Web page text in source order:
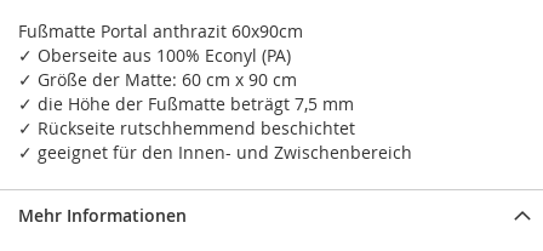
Fußmatte Portal anthrazit 60x90cm
✓ Oberseite aus 100% Econyl (PA)
✓ Größe der Matte: 60 cm x 90 cm
✓ die Höhe der Fußmatte beträgt 7,5 mm
✓ Rückseite rutschhemmend beschichtet
✓ geeignet für den Innen- und Zwischenbereich
Mehr Informationen